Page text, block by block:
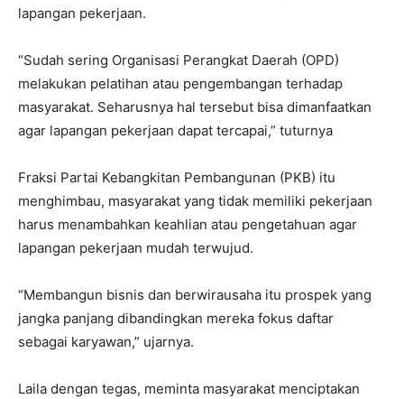
lapangan pekerjaan.
“Sudah sering Organisasi Perangkat Daerah (OPD)
melakukan pelatihan atau pengembangan terhadap
masyarakat. Seharusnya hal tersebut bisa dimanfaatkan
agar lapangan pekerjaan dapat tercapai,” tuturnya
Fraksi Partai Kebangkitan Pembangunan (PKB) itu
menghimbau, masyarakat yang tidak memiliki pekerjaan
harus menambahkan keahlian atau pengetahuan agar
lapangan pekerjaan mudah terwujud.
“Membangun bisnis dan berwirausaha itu prospek yang
jangka panjang dibandingkan mereka fokus daftar
sebagai karyawan,” ujarnya.
Laila dengan tegas, meminta masyarakat menciptakan